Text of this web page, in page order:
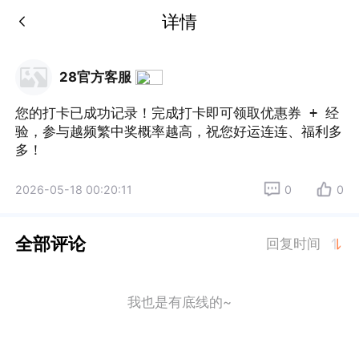
详情
28官方客服
您的打卡已成功记录！完成打卡即可领取优惠券 + 经
验，参与越频繁中奖概率越高，祝您好运连连、福利多
多！
2026-05-18 00:20:11 0 0
全部评论 回复时间
我也是有底线的~